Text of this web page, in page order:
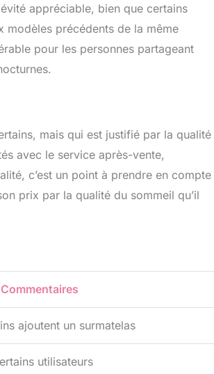
appréciable, bien que certains
modèles précédents de la même
pour les personnes partageant
mais qui est justifié par la qualité
avec le service après-vente,
c’est un point à prendre en compte
prix par la qualité du sommeil qu’il
Commentaires
ajoutent un surmatelas
utilisateurs